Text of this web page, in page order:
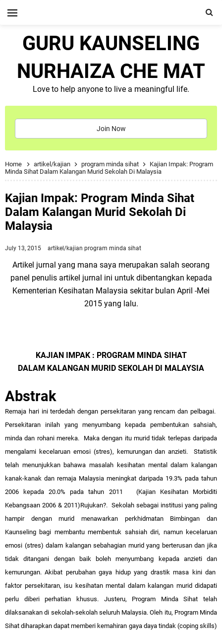
GURU KAUNSELING
NURHAIZA CHE MAT
Love to help anyone to live a meaningful life.
Join Now
Home artikel/kajian program minda sihat
Kajian Impak: Program
Minda Sihat Dalam Kalangan Murid Sekolah Di Malaysia
Kajian Impak: Program Minda Sihat
Dalam Kalangan Murid Sekolah Di
Malaysia
July 13, 2015 artikel/kajian program minda sihat
Artikel jurnal yang mana saya merupakan salah seorang
panel penulis artikel jurnal ini untuk dibentangkan kepada
Kementerian Kesihatan Malaysia sekitar bulan April -Mei
2015 yang lalu.
KAJIAN IMPAK : PROGRAM MINDA SIHAT
DALAM KALANGAN MURID SEKOLAH DI MALAYSIA
Abstrak
Remaja hari ini terdedah dengan persekitaran yang rencam dan pelbagai.
Persekitaran inilah yang menyumbang kepada pembentukan sahsiah,
minda dan rohani mereka. Maka dengan itu murid tidak terlepas daripada
mengalami kecelaruan emosi (stres), kemurungan dan anzieti. Statistik
telah menunjukkan bahawa masalah kesihatan mental dalam kalangan
kanak-kanak dan remaja Malaysia meningkat daripada 19.3% pada tahun
2006 kepada 20.0% pada tahun 2011 (Kajian Kesihatan Morbiditi
Kebangsaan 2006 & 2011)Rujukan?. Sekolah sebagai institusi yang paling
hampir dengan murid menawarkan perkhidmatan Bimbingan dan
Kaunseling bagi membantu membentuk sahsiah diri, namun kecelaruan
emosi (stres) dalam kalangan sebahagian murid yang berterusan dan jika
tidak ditangani dengan baik boleh menyumbang kepada anzieti dan
kemurungan. Akibat perubahan gaya hidup yang drastik masa kini dan
faktor persekitaran, isu kesihatan mental dalam kalangan murid didapati
perlu diberi perhatian khusus. Justeru, Program Minda Sihat telah
dilaksanakan di sekolah-sekolah seluruh Malaysia. Oleh itu, Program Minda
Sihat diharapkan dapat memberi kemahiran gaya daya tindak (coping skills)